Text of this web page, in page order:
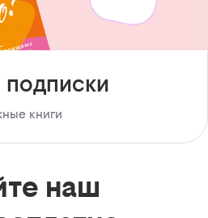
подписки
книги
наш